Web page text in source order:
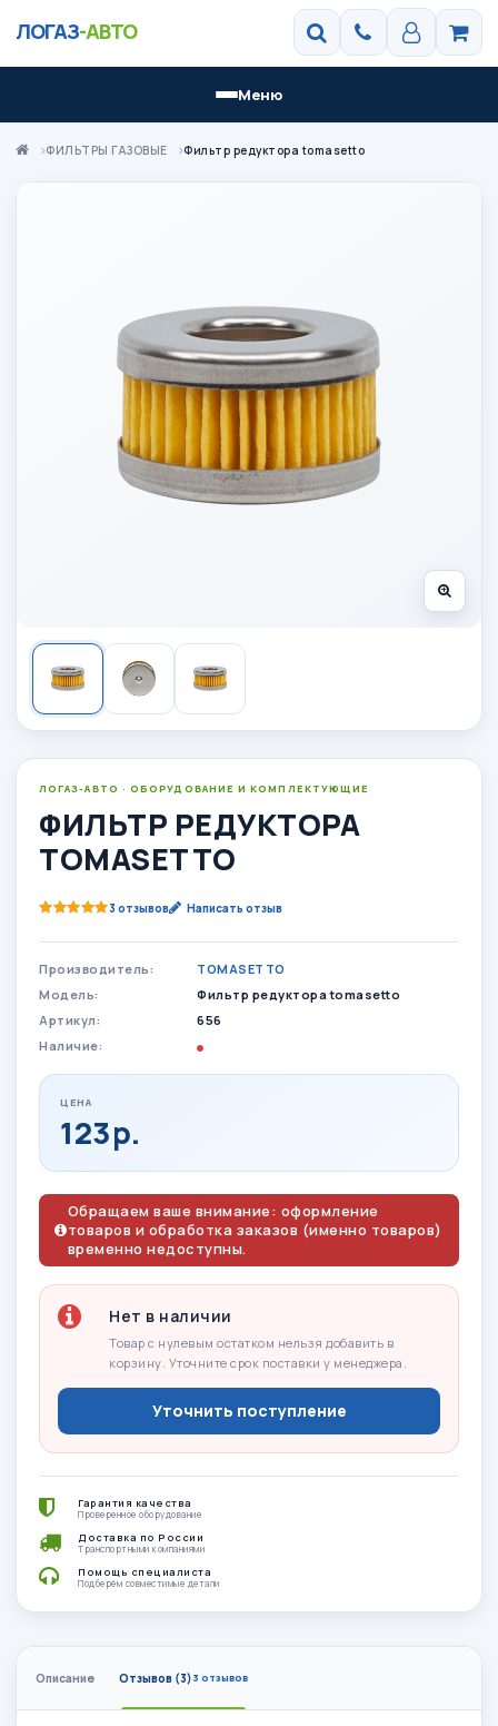
ЛОГАЗ-АВТО
Меню
ФИЛЬТРЫ ГАЗОВЫЕ Фильтр редуктора tomasetto
ЛОГАЗ-АВТО · ОБОРУДОВАНИЕ И КОМПЛЕКТУЮЩИЕ
ФИЛЬТР РЕДУКТОРА
TOMASETTO
3 отзывов Написать отзыв
Производитель:
TOMASETTO
Модель:
Фильтр редуктора tomasetto
Артикул:
656
Наличие:
ЦЕНА
123р.
Обращаем ваше внимание: оформление
товаров и обработка заказов (именно товаров)
временно недоступны.
Нет в наличии
Товар с нулевым остатком нельзя добавить в
корзину. Уточните срок поставки у менеджера.
Уточнить поступление
Гарантия качества
Проверенное оборудование
Доставка по России
Транспортными компаниями
Помощь специалиста
Подберём совместимые детали
Описание Отзывов (3)3 отзывов